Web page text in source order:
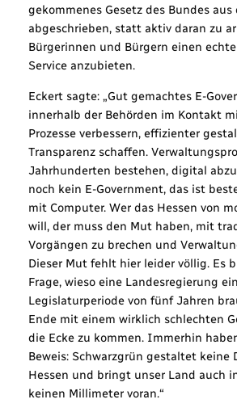
gekommenes Gesetz des Bundes
abgeschrieben, statt aktiv daran zu
Bürgerinnen und Bürgern einen
Service anzubieten.
Eckert sagte: „Gut gemachtes E-
innerhalb der Behörden im Kontakt
Prozesse verbessern, effizienter
Transparenz schaffen.
Jahrhunderten bestehen, digital
noch kein E-Government, das ist
mit Computer. Wer das Hessen von
will, der muss den Mut haben, mit
Vorgängen zu brechen und
Dieser Mut fehlt hier leider völlig. Es
Frage, wieso eine Landesregierung
Legislaturperiode von fünf Jahren
Ende mit einem wirklich schlechten
die Ecke zu kommen. Immerhin
Beweis: Schwarzgrün gestaltet
Hessen und bringt unser Land auch
keinen Millimeter voran.“